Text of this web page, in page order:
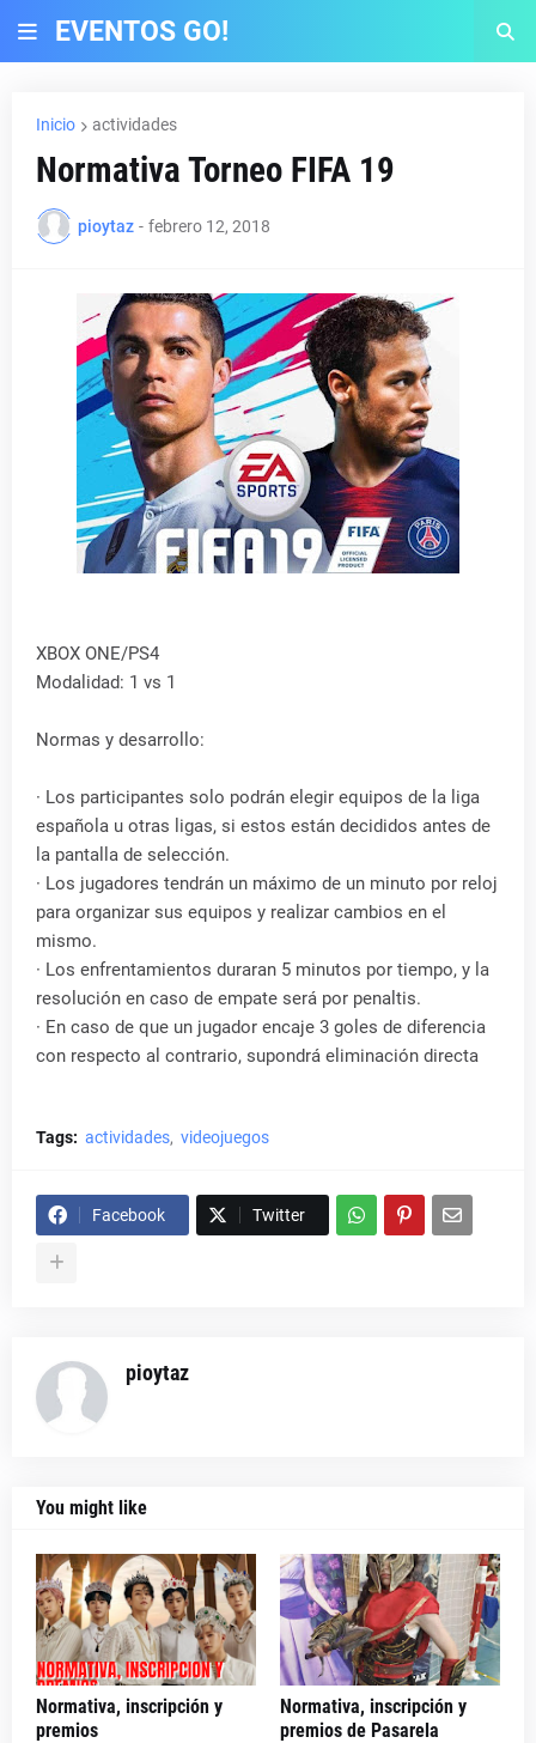
EVENTOS GO!
Inicio actividades
Normativa Torneo FIFA 19
pioytaz - febrero 12, 2018
XBOX ONE/PS4
Modalidad: 1 vs 1
Normas y desarrollo:
· Los participantes solo podrán elegir equipos de la liga
española u otras ligas, si estos están decididos antes de
la pantalla de selección.
· Los jugadores tendrán un máximo de un minuto por reloj
para organizar sus equipos y realizar cambios en el
mismo.
· Los enfrentamientos duraran 5 minutos por tiempo, y la
resolución en caso de empate será por penaltis.
· En caso de que un jugador encaje 3 goles de diferencia
con respecto al contrario, supondrá eliminación directa
Tags: actividades videojuegos
Facebook Twitter
pioytaz
You might like
Normativa, inscripción y
premios
Normativa, inscripción y
premios de Pasarela